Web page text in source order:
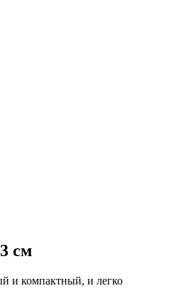
см
и компактный, и легко